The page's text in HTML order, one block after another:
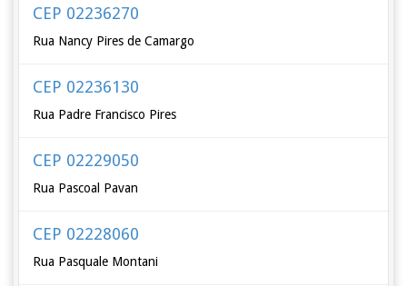
CEP 02236270
Rua Nancy Pires de Camargo
CEP 02236130
Rua Padre Francisco Pires
CEP 02229050
Rua Pascoal Pavan
CEP 02228060
Rua Pasquale Montani